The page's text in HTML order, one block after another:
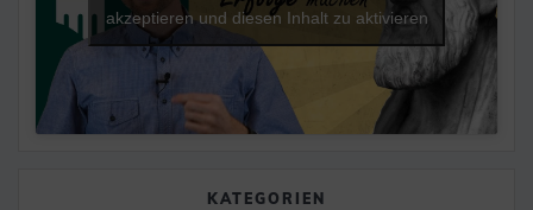
akzeptieren und diesen Inhalt zu aktivieren
KATEGORIEN